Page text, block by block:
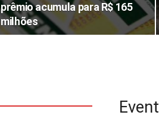
prêmio acumula para R$ 165
milhões